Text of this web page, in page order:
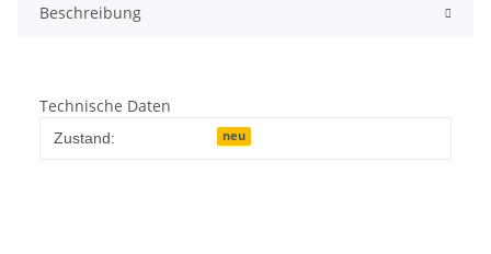
Beschreibung
Technische Daten
Zustand: neu